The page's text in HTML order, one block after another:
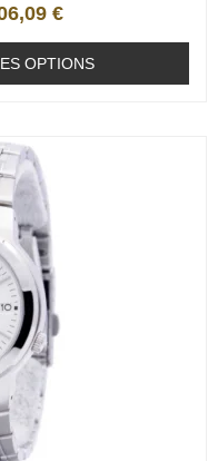
€
OPTIONS